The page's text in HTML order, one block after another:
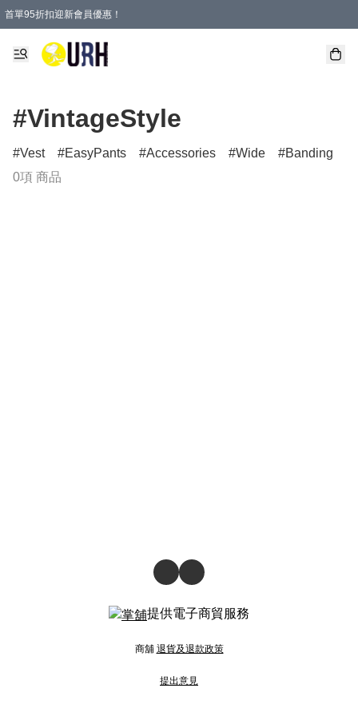
首單95折扣迎新會員優惠！
特選會員可享全單低至 95 折優惠！
單一訂單滿HKD600(澳門HKD800)包郵寄順豐送到家。
#VintageStyle
Vest EasyPants Accessories Wide Banding
0項 商品
提供電子商貿服務
商舖 退貨及退款政策
提出意見